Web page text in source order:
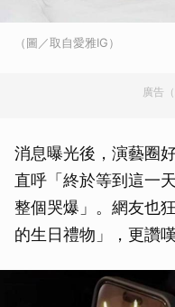
（圖／取自愛雅IG）
廣告
消息曝光後，演藝圈
直呼「終於等到這一
整個哭爆」。網友也
的生日禮物」，更讚